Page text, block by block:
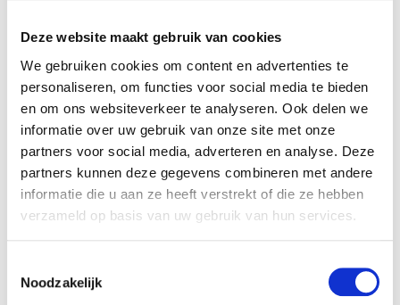
Deze website maakt gebruik van cookies
We gebruiken cookies om content en advertenties te
personaliseren, om functies voor social media te bieden
en om ons websiteverkeer te analyseren. Ook delen we
informatie over uw gebruik van onze site met onze
partners voor social media, adverteren en analyse. Deze
partners kunnen deze gegevens combineren met andere
informatie die u aan ze heeft verstrekt of die ze hebben
verzameld op basis van uw gebruik van hun services.
Noodzakelijk
Professionnaliser votre
hall d'entrée ?
une solution appréciée pour recevoir vos clients de manière